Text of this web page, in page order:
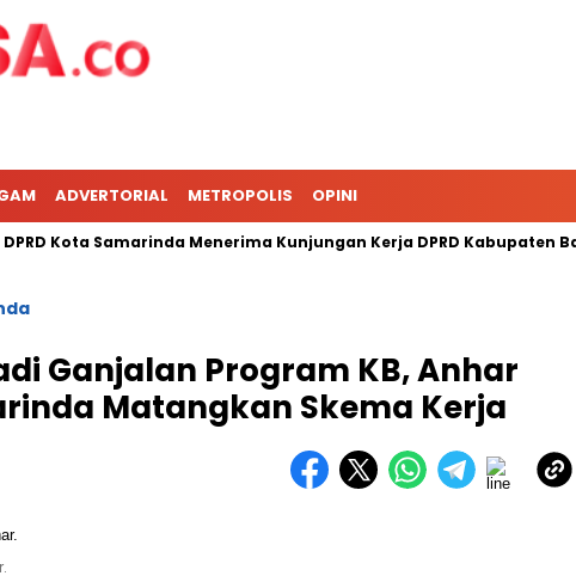
ADVERTORIAL METROPOLIS OPINI
Kota Samarinda Menerima Kunjungan Kerja DPRD Kabupaten Barru
Ganjalan Program KB, Anhar
Matangkan Skema Kerja